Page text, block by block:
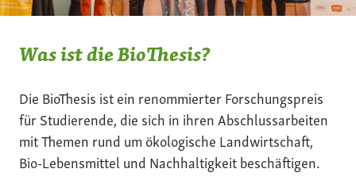
Was ist die BioThesis?
Die BioThesis ist ein renommierter Forschungspreis
für Studierende, die sich in ihren Abschlussarbeiten
mit Themen rund um ökologische Landwirtschaft,
Bio-Lebensmittel und Nachhaltigkeit beschäftigen.